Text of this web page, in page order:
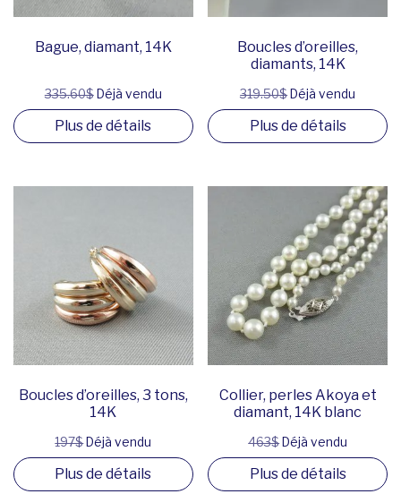
Bague, diamant, 14K
335.60$Déjà vendu
Plus de détails
Boucles d’oreilles,
diamants, 14K
319.50$Déjà vendu
Plus de détails
Boucles d’oreilles, 3 tons,
14K
197$Déjà vendu
Plus de détails
Collier, perles Akoya et
diamant, 14K blanc
463$Déjà vendu
Plus de détails